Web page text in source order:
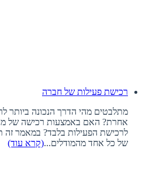
רכישת פעילות של חברה
מתלבטים מהי הדרך הנכונה ביותר
אחרת? האם באמצעות רכישה של
לרכישת הפעילות בלבד? במאמר זה
של כל אחד מהמודלים...(קרא עוד)